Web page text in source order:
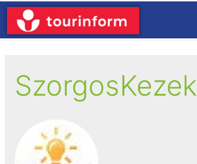
SzorgosKezek